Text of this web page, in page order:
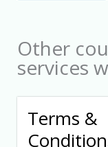
Other
services
Terms &